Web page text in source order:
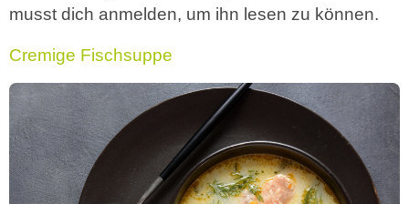
musst dich anmelden, um ihn lesen zu können.
Cremige Fischsuppe